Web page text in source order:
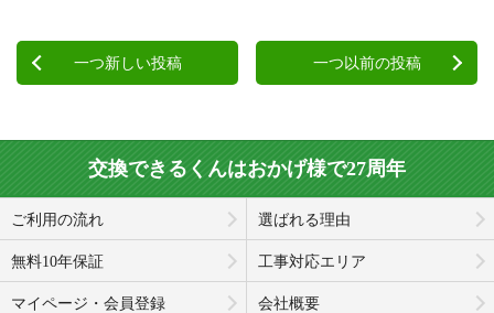
一つ新しい投稿 一つ以前の投稿
交換できるくんはおかげ様で27周年
ご利用の流れ 選ばれる理由
無料10年保証 工事対応エリア
マイページ・会員登録 会社概要